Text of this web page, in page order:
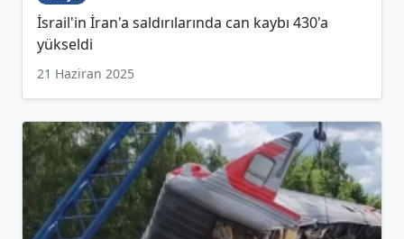
İsrail'in İran'a saldırılarında can kaybı 430'a
yükseldi
21 Haziran 2025